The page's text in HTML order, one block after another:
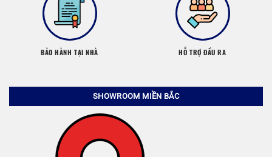
BẢO HÀNH TẠI NHÀ HỖ TRỢ ĐẦU RA
SHOWROOM MIỀN BẮC